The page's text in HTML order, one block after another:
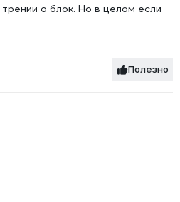
о блок. Но в целом если
Полезно